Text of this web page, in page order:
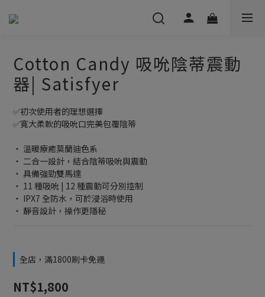
Cotton Candy 吸吮陰蒂震動
器| Satisfyer
✅初次使用者的理想選擇
✅寬大柔軟的吸吮口完美包覆陰蒂
‧ 溫暖療癒莫蘭迪色系
‧ 二合一設計，結合陰蒂吸吮與震動
‧ 具備強勁雙馬達
‧ 11 種吸吮 | 12 種震動可分別控制
‧ IPX7 全防水，可於浸浴時使用
‧ 靜音設計，操作更隱秘
全店，滿1800刷卡免運
NT$1,800